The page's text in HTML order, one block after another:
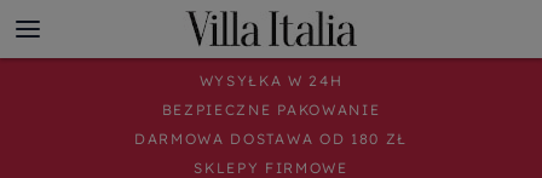
WYSYŁKA W 24H
BEZPIECZNE PAKOWANIE
DARMOWA DOSTAWA OD 180 ZŁ
SKLEPY FIRMOWE